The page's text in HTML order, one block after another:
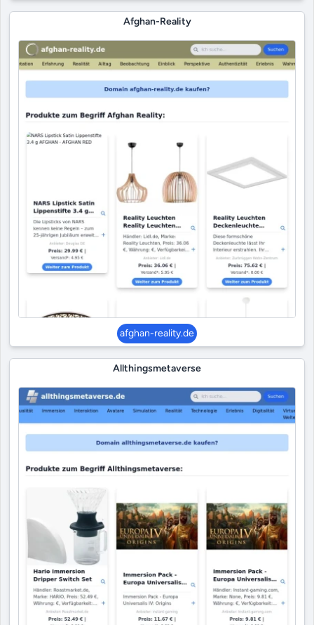
Afghan-Reality
afghan-reality.de
Allthingsmetaverse